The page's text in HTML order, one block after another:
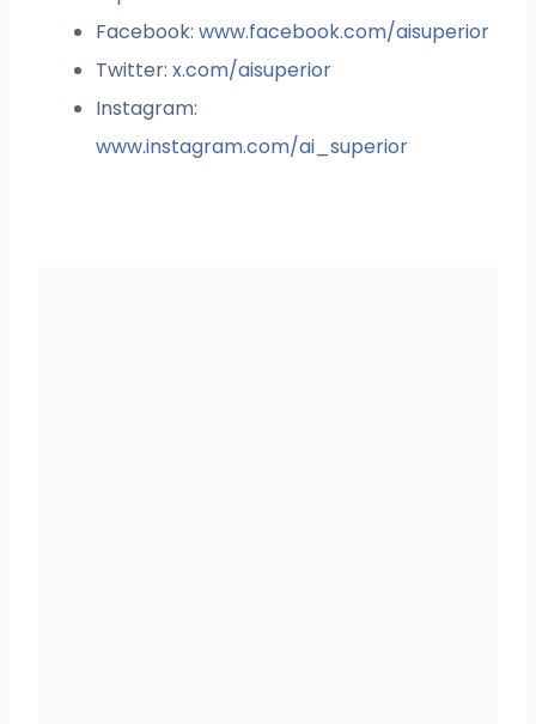
Facebook:www.facebook.com/aisuperior
Twitter:x.com/aisuperior
Instagram:
www.instagram.com/ai_superior